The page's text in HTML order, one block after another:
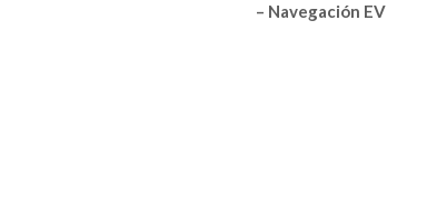
– Navegación EV